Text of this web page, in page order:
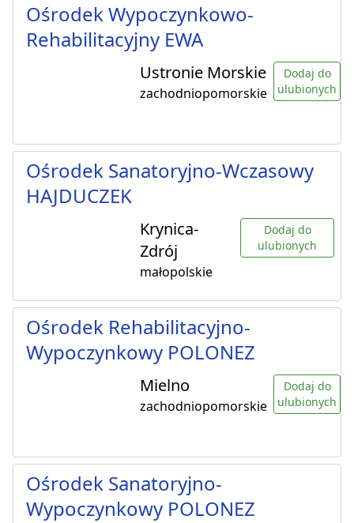
Ośrodek Wypoczynkowo-
Rehabilitacyjny EWA
Ustronie Morskie
zachodniopomorskie
Dodaj do
ulubionych
Ośrodek Sanatoryjno-Wczasowy
HAJDUCZEK
Krynica-
Zdrój
małopolskie
Dodaj do
ulubionych
Ośrodek Rehabilitacyjno-
Wypoczynkowy POLONEZ
Mielno
zachodniopomorskie
Dodaj do
ulubionych
Ośrodek Sanatoryjno-
Wypoczynkowy POLONEZ